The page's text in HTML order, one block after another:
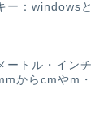
ー：windowsと
ートル・インチ
からcmやm・